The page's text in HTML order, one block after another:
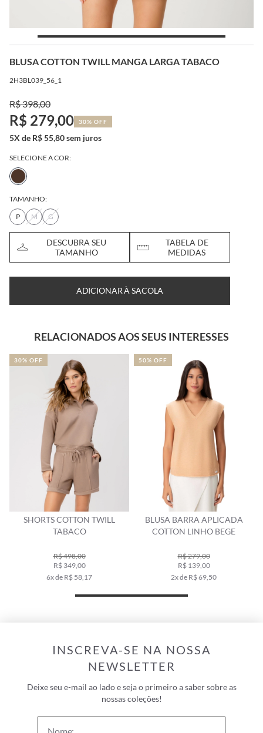
BLUSA COTTON TWILL MANGA LARGA TABACO
2H3BL039_56_1
R$ 398,00
R$ 279,00 30% OFF
5X de R$ 55,80 sem juros
SELECIONE A COR:
TAMANHO:
P
M G
DESCUBRA SEU
TAMANHO
TABELA DE
MEDIDAS
ADICIONAR À SACOLA
RELACIONADOS AOS SEUS INTERESSES
SHORTS COTTON TWILL
TABACO
R$ 498,00
R$ 349,00
6x de R$ 58,17
30% OFF
BLUSA BARRA APLICADA
COTTON LINHO BEGE
R$ 279,00
R$ 139,00
2x de R$ 69,50
50% OFF
INSCREVA-SE NA NOSSA
NEWSLETTER
Deixe seu e-mail ao lado e seja o primeiro a saber sobre as
nossas coleções!